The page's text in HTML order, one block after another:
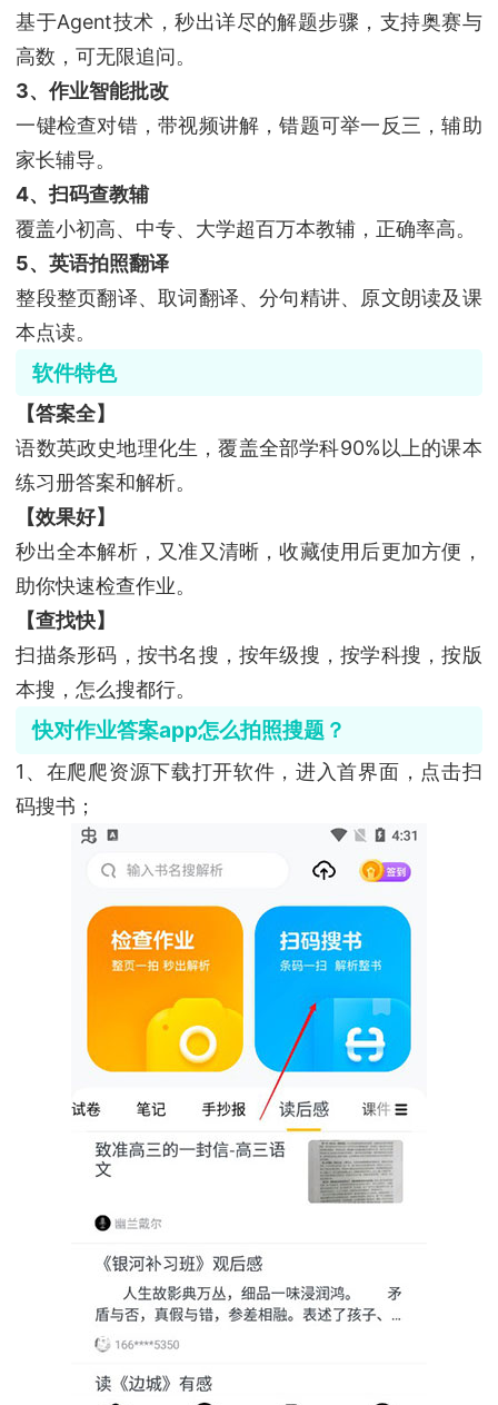
基于Agent技术，秒出详尽的解题步骤，支持奥赛与
高数，可无限追问。
3、作业智能批改
一键检查对错，带视频讲解，错题可举一反三，辅助
家长辅导。
4、扫码查教辅
覆盖小初高、中专、大学超百万本教辅，正确率高。
5、英语拍照翻译
整段整页翻译、取词翻译、分句精讲、原文朗读及课
本点读。
软件特色
【答案全】
语数英政史地理化生，覆盖全部学科90%以上的课本
练习册答案和解析。
【效果好】
秒出全本解析，又准又清晰，收藏使用后更加方便，
助你快速检查作业。
【查找快】
扫描条形码，按书名搜，按年级搜，按学科搜，按版
本搜，怎么搜都行。
快对作业答案app怎么拍照搜题？
1、在爬爬资源下载打开软件，进入首界面，点击扫
码搜书；